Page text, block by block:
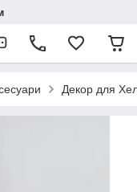
Декор для